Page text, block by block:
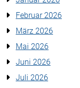
Februar 2026
März 2026
Mai 2026
Juni 2026
Juli 2026